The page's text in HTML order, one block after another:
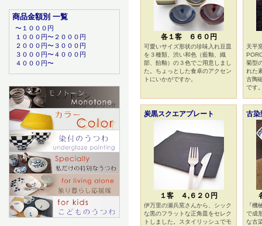
各１客 ６６０円
可愛いサイズ形状の珍味入れ豆皿
を３種類、渋い和色（藍釉、織
部、飴釉）の３色でご用意しまし
た。ちょっとした食卓のアクセン
トにいかがですか。
天平
菊型
れた
古陶
です
炭黒スクエアプレート
１客 ４,６２０円
伊万里の瀬兵窯さんから、シック
な黒のフラットな正角皿をセレク
トしました。スタイリッシュでモ
古染
『機
で成
な古
商品金額別 一覧
〜１０００円
１０００円〜２０００円
２０００円〜３０００円
３０００円〜４０００円
４０００円〜